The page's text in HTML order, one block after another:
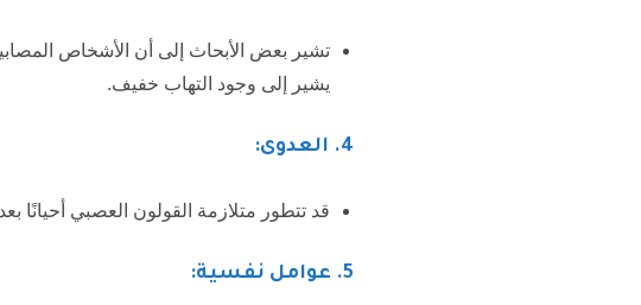
تشير بعض الأبحاث إلى أن الأشخاص
يشير إلى وجود التهاب خفيف.
4. العدوى:
قد تتطور متلازمة القولون العصبي أحيانًا
5. عوامل نفسية: